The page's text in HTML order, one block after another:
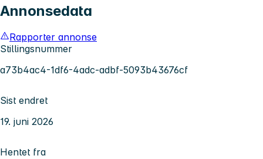
Annonsedata
Rapporter annonse
Stillingsnummer
a73b4ac4-1df6-4adc-adbf-5093b43676cf
Sist endret
19. juni 2026
Hentet fra